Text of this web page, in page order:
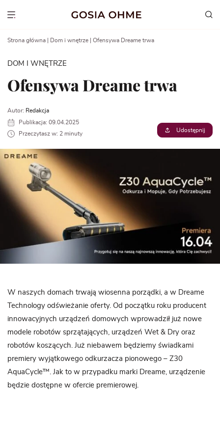
Show menu
Strona główna Dom i wnętrze Ofensywa Dreame trwa
DOM I WNĘTRZE
Ofensywa Dreame trwa
Autor: Redakcja
Publikacja: 09.04.2025
Przeczytasz w: 2 minuty
Udostępnij
W naszych domach trwają wiosenna porządki, a w Dreame
Technology odświeżanie oferty. Od początku roku producent
innowacyjnych urządzeń domowych wprowadził już nowe
modele robotów sprzątających, urządzeń Wet & Dry oraz
robotów koszących. Już niebawem będziemy świadkami
premiery wyjątkowego odkurzacza pionowego – Z30
AquaCycle™. Jak to w przypadku marki Dreame, urządzenie
będzie dostępne w ofercie premierowej.